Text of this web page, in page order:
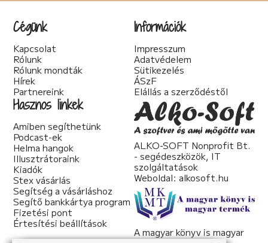
Cégünk
Kapcsolat
Rólunk
Rólunk mondták
Hírek
Partnereink
Információk
Impresszum
Adatvédelem
Sütikezelés
ÁSzF
Elállás a szerződéstől
Hasznos linkek
Amiben segíthetünk
Podcast-ek
Helma hangok
Illusztrátoraink
Kiadók
Stex vásárlás
Segítség a vásárláshoz
Segítő bankkártya program
Fizetési pont
Értesítési beállítások
ALKO-SOFT Nonprofit Bt.
- segédeszközök, IT
szolgáltatások
Weboldal: alkosoft.hu
A magyar könyv is magyar